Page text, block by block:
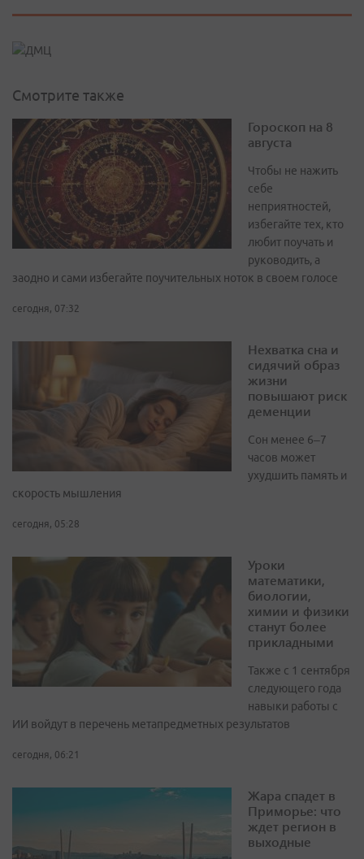
Смотрите также
Гороскоп на 8
августа
Чтобы не нажить
себе
неприятностей,
избегайте тех, кто
любит поучать и
руководить, а
заодно и сами избегайте поучительных ноток в своем голосе
сегодня, 07:32
Нехватка сна и
сидячий образ
жизни
повышают риск
деменции
Сон менее 6–7
часов может
ухудшить память и
скорость мышления
сегодня, 05:28
Уроки
математики,
биологии,
химии и физики
станут более
прикладными
Также с 1 сентября
следующего года
навыки работы с
ИИ войдут в перечень метапредметных результатов
сегодня, 06:21
Жара спадет в
Приморье: что
ждет регион в
выходные